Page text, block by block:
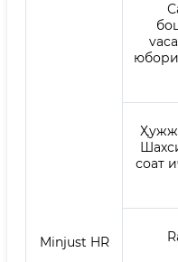
Minjust HR
соат